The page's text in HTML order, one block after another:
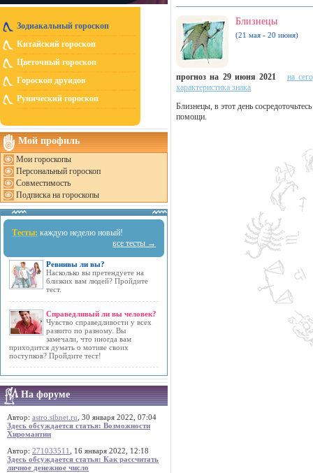
Зодиакальный гороскоп
Китайский гороскоп
Цветочный гороскоп
Гороскоп друидов
Рунический гороскоп
Мой профиль
Мои гороскопы
Персональный гороскоп
Совместимость
Подписка на гороскопы
Тесты: каждую неделю новый!
все тесты →
Ревнивы ли вы?
Насколько вы претендуете на
близких вам людей? Пройдите
тест.
Справедливый ли вы человек?
Чувство справедливости у всех
развито по разному. Вы
замечали, что иногда вам
приходится думать о мотиве своих
поступков? Пройдите тест!
На форуме
Автор: astro.sibnet.ru , 30 января 2022, 07:04
Здесь обсуждается статья: Возможности
Хиромантии
Автор: 271033511
, 16 января 2022, 12:18
Здесь обсуждается статья: Как рассчитать
личное денежное число
Близнецы
(21 мая - 20 июня)
прогноз на 29 июня 2021
на
характеристика знака
Близнецы, в этот день
помощи.